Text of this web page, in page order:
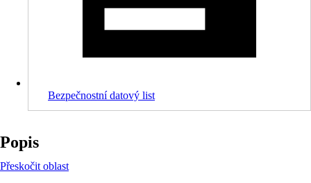
Bezpečnostní datový list
Popis
Přeskočit oblast